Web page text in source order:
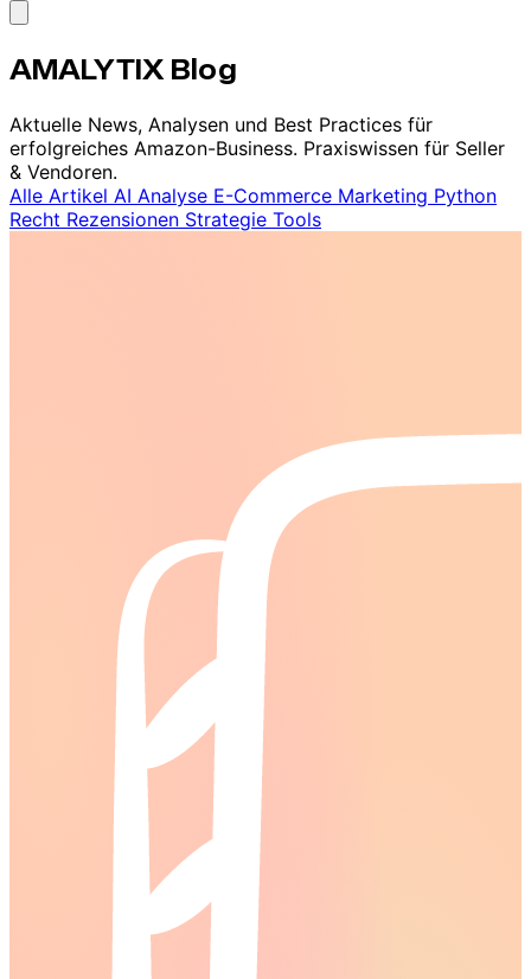
AMALYTIX Blog
Aktuelle News, Analysen und Best Practices für
erfolgreiches Amazon-Business. Praxiswissen für Seller
& Vendoren.
Alle Artikel AI Analyse E-Commerce Marketing Python
Recht Rezensionen Strategie Tools